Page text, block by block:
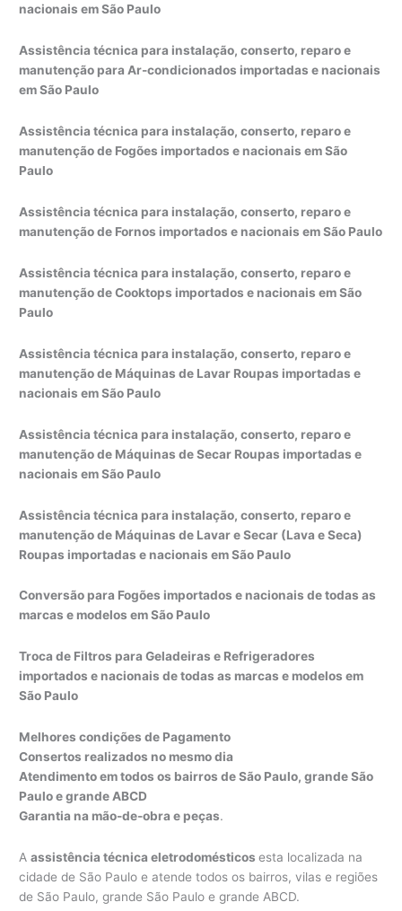
nacionais em São Paulo
Assistência técnica para instalação, conserto, reparo e
manutenção para Ar-condicionados importadas e nacionais
em São Paulo
Assistência técnica para instalação, conserto, reparo e
manutenção de Fogões importados e nacionais em São
Paulo
Assistência técnica para instalação, conserto, reparo e
manutenção de Fornos importados e nacionais em São Paulo
Assistência técnica para instalação, conserto, reparo e
manutenção de Cooktops importados e nacionais em São
Paulo
Assistência técnica para instalação, conserto, reparo e
manutenção de Máquinas de Lavar Roupas importadas e
nacionais em São Paulo
Assistência técnica para instalação, conserto, reparo e
manutenção de Máquinas de Secar Roupas importadas e
nacionais em São Paulo
Assistência técnica para instalação, conserto, reparo e
manutenção de Máquinas de Lavar e Secar (Lava e Seca)
Roupas importadas e nacionais em São Paulo
Conversão para Fogões importados e nacionais de todas as
marcas e modelos em São Paulo
Troca de Filtros para Geladeiras e Refrigeradores
importados e nacionais de todas as marcas e modelos em
São Paulo
Melhores condições de Pagamento
Consertos realizados no mesmo dia
Atendimento em todos os bairros de São Paulo, grande São
Paulo e grande ABCD
Garantia na mão-de-obra e peças.
Aassistência técnica eletrodomésticosesta localizada na
cidade de São Paulo e atende todos os bairros, vilas e regiões
de São Paulo, grande São Paulo e grande ABCD.